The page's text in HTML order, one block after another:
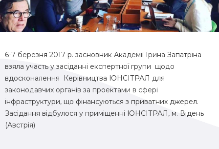
6-7 березня 2017 р. засновник Академії Ірина Запатріна
взяла участь у засіданні експертної групи щодо
вдосконалення Керівництва ЮНСІТРАЛ для
законодавчих органів за проектами в сфері
інфраструктури, що фінансуються з приватних джерел.
Засідання відбулося у приміщенні ЮНСІТРАЛ, м. Відень
(Австрія)